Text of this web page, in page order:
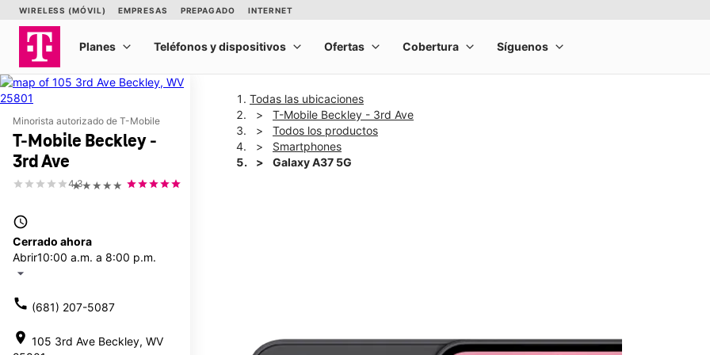
Minorista autorizado de T-Mobile
T-Mobile Beckley -
3rd Ave
★★★★★
4.3
access_time
Cerrado ahora
Abrir10:00 a.m. a 8:00 p.m.
arrow_drop_down
call (681) 207-5087
location_on 105 3rd Ave Beckley, WV
Todas las ubicaciones
T-Mobile Beckley - 3rd Ave
Todos los productos
Smartphones
Galaxy A37 5G